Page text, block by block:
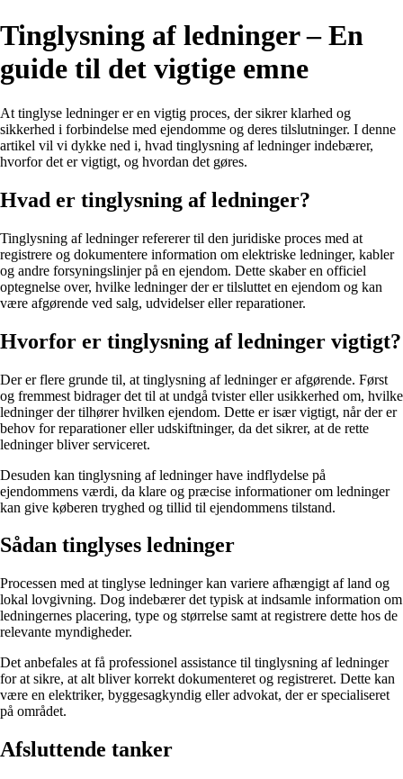
Tinglysning af ledninger – En
guide til det vigtige emne
At tinglyse ledninger er en vigtig proces, der sikrer klarhed og
sikkerhed i forbindelse med ejendomme og deres tilslutninger. I denne
artikel vil vi dykke ned i, hvad tinglysning af ledninger indebærer,
hvorfor det er vigtigt, og hvordan det gøres.
Hvad er tinglysning af ledninger?
Tinglysning af ledninger refererer til den juridiske proces med at
registrere og dokumentere information om elektriske ledninger, kabler
og andre forsyningslinjer på en ejendom. Dette skaber en officiel
optegnelse over, hvilke ledninger der er tilsluttet en ejendom og kan
være afgørende ved salg, udvidelser eller reparationer.
Hvorfor er tinglysning af ledninger vigtigt?
Der er flere grunde til, at tinglysning af ledninger er afgørende. Først
og fremmest bidrager det til at undgå tvister eller usikkerhed om, hvilke
ledninger der tilhører hvilken ejendom. Dette er især vigtigt, når der er
behov for reparationer eller udskiftninger, da det sikrer, at de rette
ledninger bliver serviceret.
Desuden kan tinglysning af ledninger have indflydelse på
ejendommens værdi, da klare og præcise informationer om ledninger
kan give køberen tryghed og tillid til ejendommens tilstand.
Sådan tinglyses ledninger
Processen med at tinglyse ledninger kan variere afhængigt af land og
lokal lovgivning. Dog indebærer det typisk at indsamle information om
ledningernes placering, type og størrelse samt at registrere dette hos de
relevante myndigheder.
Det anbefales at få professionel assistance til tinglysning af ledninger
for at sikre, at alt bliver korrekt dokumenteret og registreret. Dette kan
være en elektriker, byggesagkyndig eller advokat, der er specialiseret
på området.
Afsluttende tanker